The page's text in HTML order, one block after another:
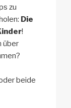
zu
Die
!
über
beide